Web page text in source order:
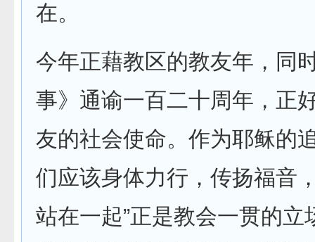
在。
今年正藉教区的教友年，同
事》通谕一百二十周年，正
友的社会使命。作为耶稣的
们应该身体力行，传扬福音
站在一起”正是教会一贯的立